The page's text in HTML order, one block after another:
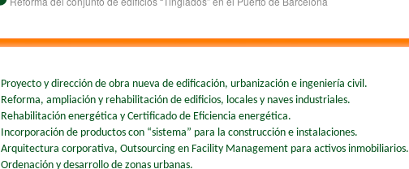
Proyecto y dirección de obra nueva de edificación, urbanización e ingeniería civil.
Reforma, ampliación y rehabilitación de edificios, locales y naves industriales.
Rehabilitación energética y Certificado de Eficiencia energética.
Incorporación de productos con “sistema” para la construcción e instalaciones.
Arquitectura corporativa, Outsourcing en Facility Management para activos inmobiliarios.
Ordenación y desarrollo de zonas urbanas.